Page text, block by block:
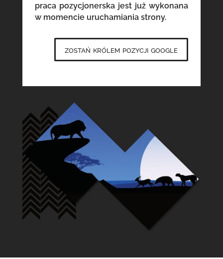
praca pozycjonerska jest już wykonana
w momencie uruchamiania strony.
zostań królem pozycji google